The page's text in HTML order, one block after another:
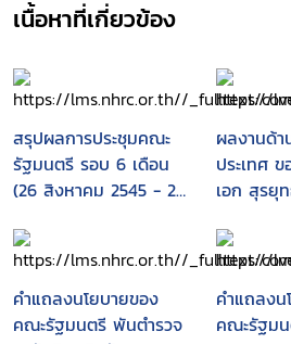
เนื้อหาที่เกี่ยวข้อง
สรุปผลการประชุมคณะ
รัฐมนตรี รอบ 6 เดือน
(26 สิงหาคม 2545 - 26
รัฐบาล : พันตำรวจโท
ทักษิณ ชินวัตร
ผลงานด้า
ประเทศ
เอก สุรยุ
2551
คำแถลงนโยบายของ
คณะรัฐมนตรี พันตำรวจ
คำแถลงน
คณะรัฐม